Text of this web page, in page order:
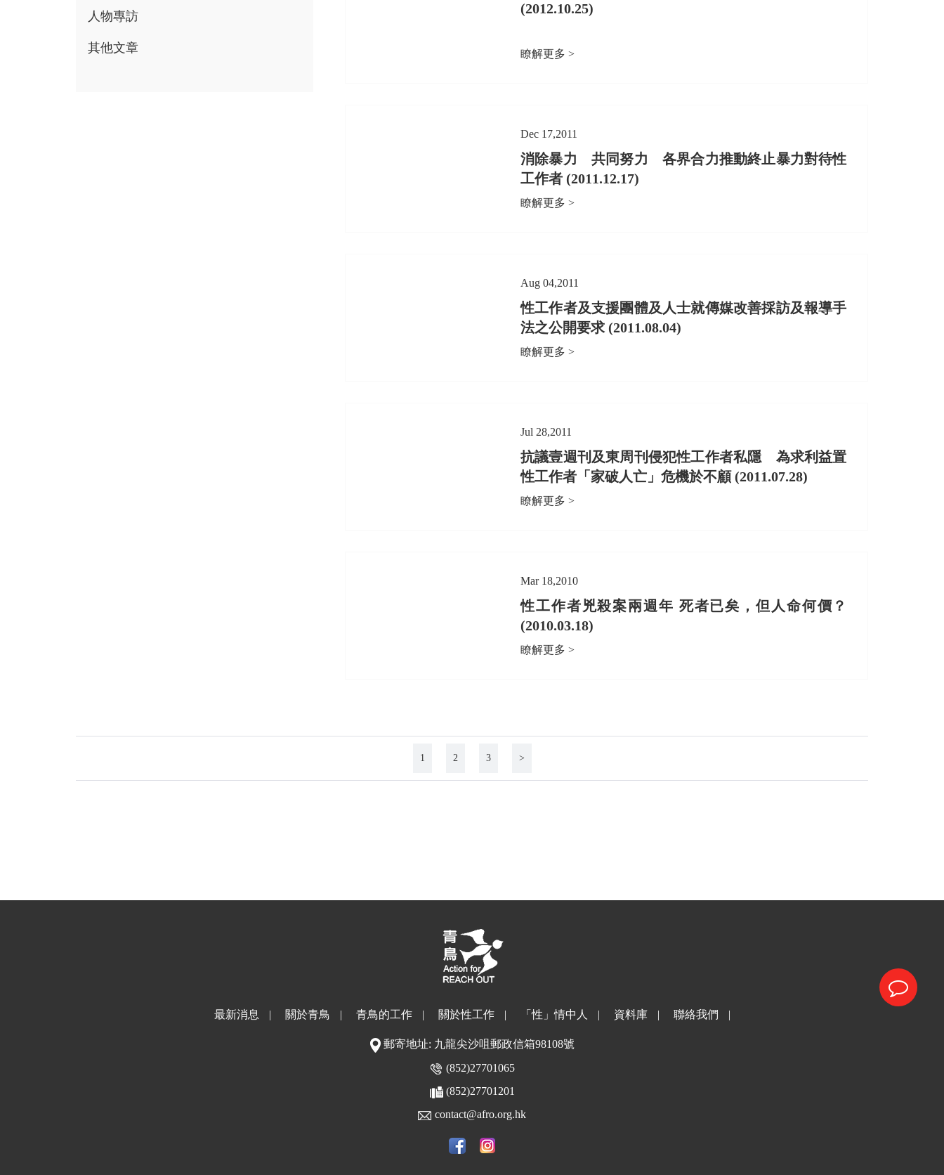
人物專訪
其他文章
(2012.10.25)
瞭解更多 >
Dec 17,2011
消除暴力 共同努力 各界合力推動終止暴力對待性
工作者 (2011.12.17)
瞭解更多 >
Aug 04,2011
性工作者及支援團體及人士就傳媒改善採訪及報導手
法之公開要求 (2011.08.04)
瞭解更多 >
Jul 28,2011
抗議壹週刊及東周刊侵犯性工作者私隱 為求利益置
性工作者「家破人亡」危機於不顧 (2011.07.28)
瞭解更多 >
Mar 18,2010
性工作者兇殺案兩週年 死者已矣，但人命何價？
(2010.03.18)
瞭解更多 >
1 2 3 >
最新消息 | 關於青鳥 | 青鳥的工作 | 關於性工作 | 「性」情中人 | 資料庫 | 聯絡我們 |
郵寄地址: 九龍尖沙咀郵政信箱98108號
(852)27701065
(852)27701201
contact@afro.org.hk